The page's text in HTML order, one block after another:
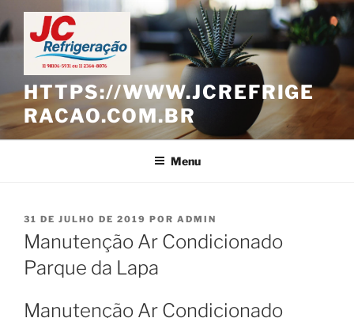
Pular
para
o
conteúdo
HTTPS://WWW.JCREFRIGE
RACAO.COM.BR
Menu
PUBLICADO
EM
31 DE JULHO DE 2019 POR ADMIN
Manutenção Ar Condicionado
Parque da Lapa
Manutenção Ar Condicionado